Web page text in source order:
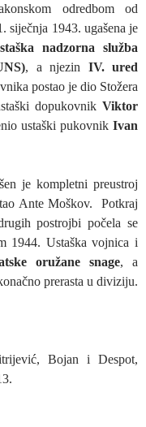
odredbom od
siječnja 1943. ugašena je
nadzorna služba
, a njezin IV. ured
postao je dio Stožera
dopukovnik Viktor
ustaški pukovnik Ivan
je kompletni preustroj
Ante Moškov. Potkraj
postrojbi počela se
1944. Ustaška vojnica i
oružane snage, a
prerasta u diviziju.
Bojan i Despot,